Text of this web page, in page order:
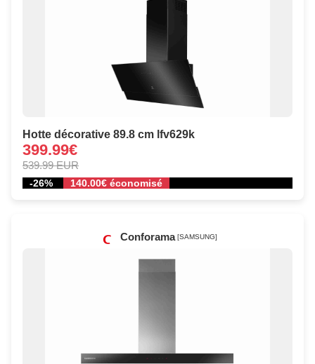
Hotte décorative 89.8 cm lfv629k
399.99€
539.99 EUR
-26% 140.00€ économisé
Conforama [SAMSUNG]